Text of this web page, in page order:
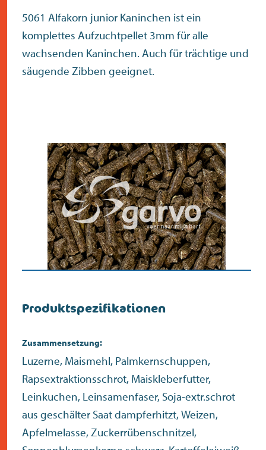
5061 Alfakorn junior Kaninchen ist ein
komplettes Aufzuchtpellet 3mm für alle
wachsenden Kaninchen. Auch für trächtige und
säugende Zibben geeignet.
Produktspezifikationen
Zusammensetzung:
Luzerne, Maismehl, Palmkernschuppen,
Rapsextraktionsschrot, Maiskleberfutter,
Leinkuchen, Leinsamenfaser, Soja-extr.schrot
aus geschälter Saat dampferhitzt, Weizen,
Apfelmelasse, Zuckerrübenschnitzel,